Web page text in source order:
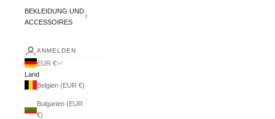
BEKLEIDUNG UND
ACCESSOIRES
ANMELDEN
EUR €
Land
Belgien (EUR €)
Bulgarien (EUR
€)